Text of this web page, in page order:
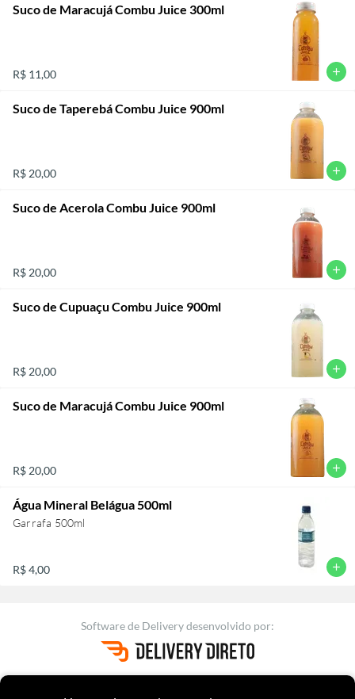
Suco de Maracujá Combu Juice 300ml
R$ 11,00 add
Suco de Taperebá Combu Juice 900ml
R$ 20,00 add
Suco de Acerola Combu Juice 900ml
R$ 20,00 add
Suco de Cupuaçu Combu Juice 900ml
R$ 20,00 add
Suco de Maracujá Combu Juice 900ml
R$ 20,00 add
Água Mineral Belágua 500ml
Garrafa 500ml
R$ 4,00 add
Software de Deliverydesenvolvido por:
Versão 2.29.225 Termos de uso